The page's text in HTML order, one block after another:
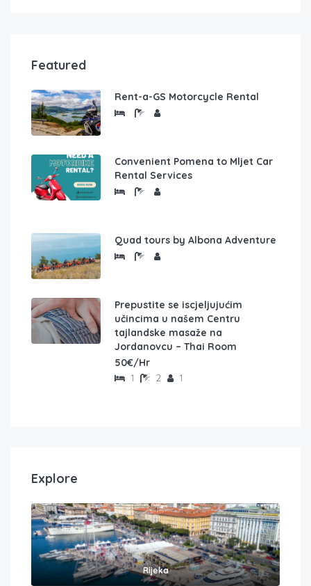
Featured
Rent-a-GS Motorcycle Rental
Convenient Pomena to Mljet Car
Rental Services
Quad tours by Albona Adventure
Prepustite se iscjeljujućim
učincima u našem Centru
tajlandske masaže na
Jordanovcu – Thai Room
50€/Hr
1 2 1
Explore
Rijeka